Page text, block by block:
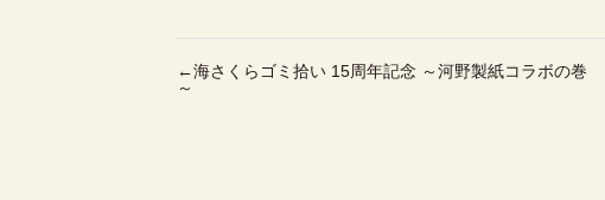
←海さくらゴミ拾い 15周年記念 ～河野製紙コラボの巻
～